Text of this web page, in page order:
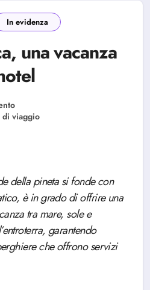
In evidenza
una vacanza
viaggio
è in grado di offrire una
tra mare, sole e
garantendo
che offrono servizi